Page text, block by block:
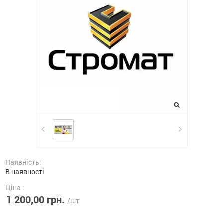
Наявність:
В наявності
Ціна :
1 200,00 грн. /шт